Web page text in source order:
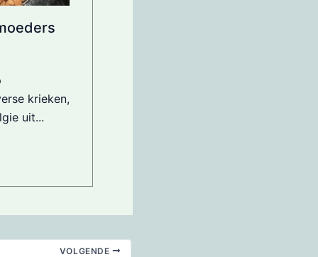
krieken,
uit...
VOLGENDE